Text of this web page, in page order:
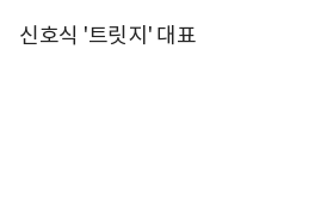
신호식 '트릿지' 대표